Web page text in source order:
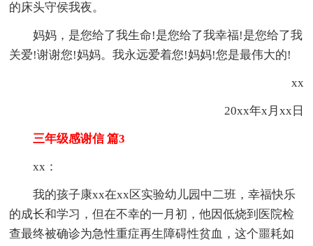
的床头守侯我夜。
妈妈，是您给了我生命!是您给了我幸福!是您给了我
关爱!谢谢您!妈妈。我永远爱着您!妈妈!您是最伟大的!
xx
20xx年x月xx日
三年级感谢信 篇3
xx：
我的孩子康xx在xx区实验幼儿园中二班，幸福快乐
的成长和学习，但在不幸的一月初，他因低烧到医院检
查最终被确诊为急性重症再生障碍性贫血，这个噩耗如